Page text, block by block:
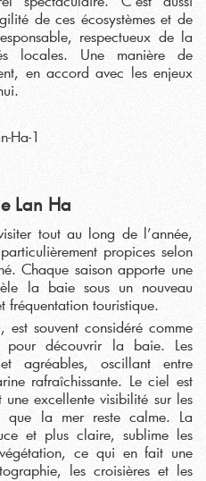
de ces écosystèmes et de
respectueux de la
locales. Une manière de
en accord avec les enjeux
Lan Ha
tout au long de l’année,
propices selon
Chaque saison apporte une
la baie sous un nouveau
fréquentation touristique.
souvent considéré comme
pour découvrir la baie. Les
agréables, oscillant entre
rafraîchissante. Le ciel est
excellente visibilité sur les
que la mer reste calme. La
et plus claire, sublime les
ce qui en fait une
les croisières et les